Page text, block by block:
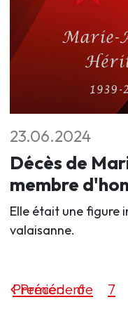
23.06.2024
Décès de
membre
Elle était une figure
valaisanne.
Précédente
Premier 6 7